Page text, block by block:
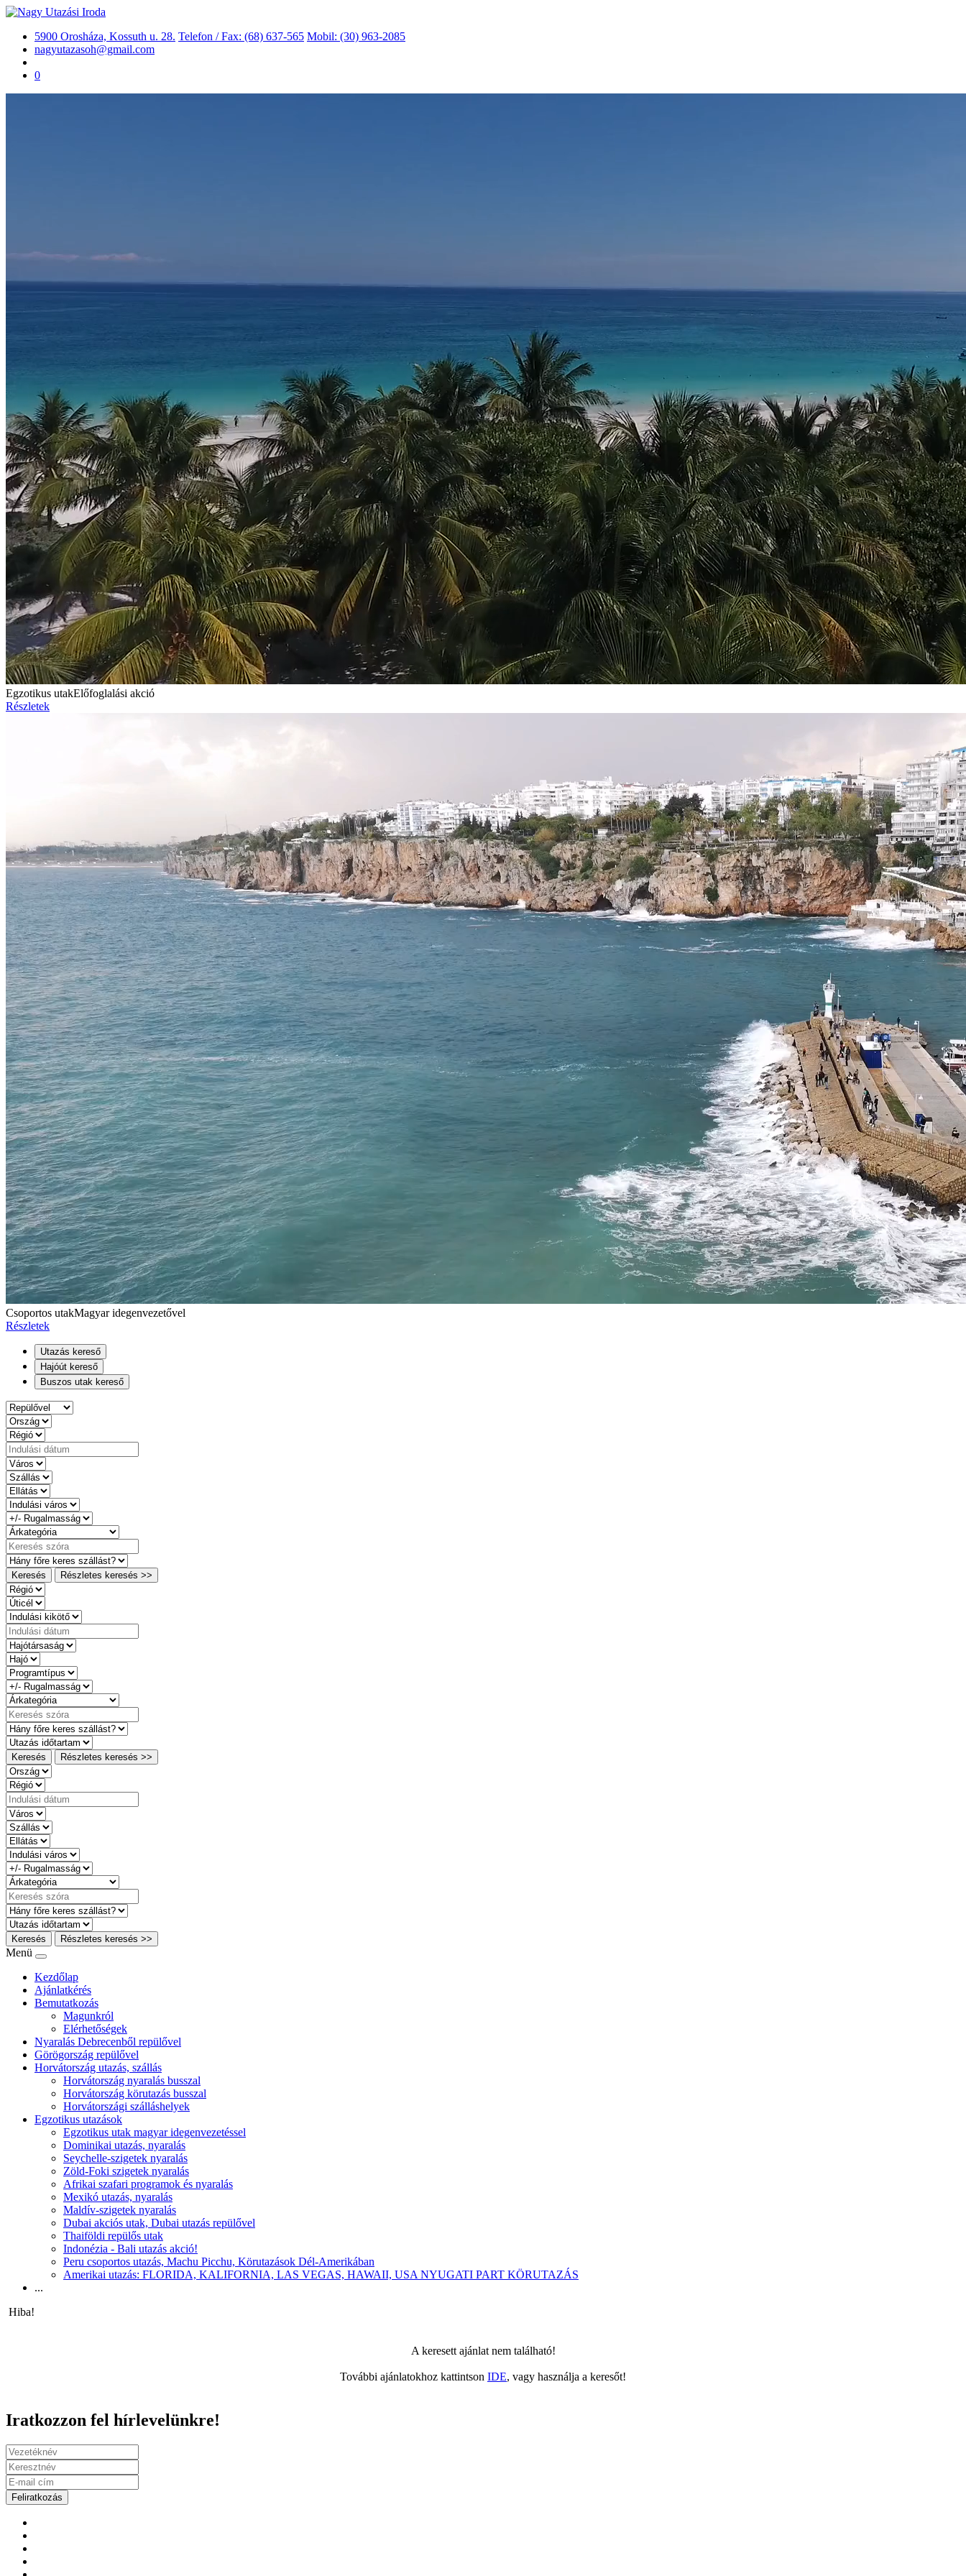
5900 Orosháza, Kossuth u. 28. Telefon / Fax: (68) 637-565 Mobil: (30) 963-2085
nagyutazasoh@gmail.com
0
Egzotikus utakElőfoglalási akció
Részletek
Csoportos utakMagyar idegenvezetővel
Részletek
Utazás kereső
Hajóút kereső
Buszos utak kereső
Keresés Részletes keresés >>
Keresés Részletes keresés >>
Keresés Részletes keresés >>
Menü
Kezdőlap
Ajánlatkérés
Bemutatkozás
Magunkról
Elérhetőségek
Nyaralás Debrecenből repülővel
Görögország repülővel
Horvátország utazás, szállás
Horvátország nyaralás busszal
Horvátország körutazás busszal
Horvátországi szálláshelyek
Egzotikus utazások
Egzotikus utak magyar idegenvezetéssel
Dominikai utazás, nyaralás
Seychelle-szigetek nyaralás
Zöld-Foki szigetek nyaralás
Afrikai szafari programok és nyaralás
Mexikó utazás, nyaralás
Maldív-szigetek nyaralás
Dubai akciós utak, Dubai utazás repülővel
Thaiföldi repülős utak
Indonézia - Bali utazás akció!
Peru csoportos utazás, Machu Picchu, Körutazások Dél-Amerikában
Amerikai utazás: FLORIDA, KALIFORNIA, LAS VEGAS, HAWAII, USA NYUGATI PART KÖRUTAZÁS
...
Hiba!
A keresett ajánlat nem található!
További ajánlatokhoz kattintson IDE, vagy használja a keresőt!
Iratkozzon fel hírlevelünkre!
Feliratkozás